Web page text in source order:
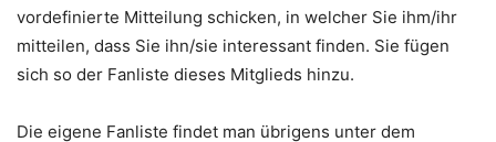
vordefinierte Mitteilung schicken, in welcher Sie ihm/ihr
mitteilen, dass Sie ihn/sie interessant finden. Sie fügen
sich so der Fanliste dieses Mitglieds hinzu.
Die eigene Fanliste findet man übrigens unter dem